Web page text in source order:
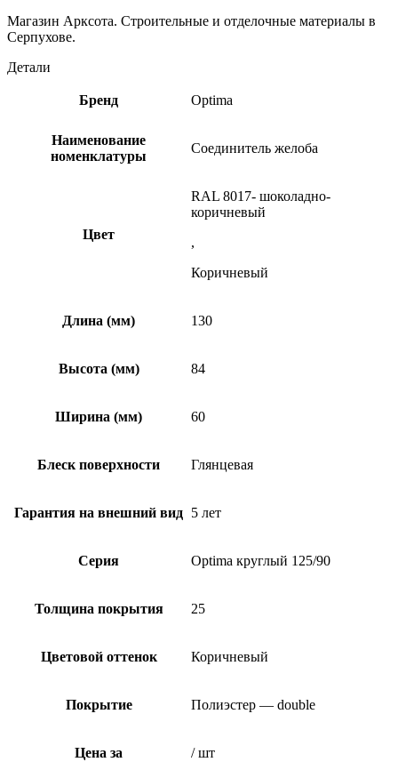
Магазин Арксота. Строительные и отделочные материалы в
Серпухове.
Детали
Бренд Optima
Наименование
номенклатуры
Соединитель желоба
Цвет
RAL 8017- шоколадно-
коричневый
,
Коричневый
Длина (мм) 130
Высота (мм) 84
Ширина (мм) 60
Блеск поверхности Глянцевая
Гарантия на внешний вид 5 лет
Серия Optima круглый 125/90
Толщина покрытия 25
Цветовой оттенок Коричневый
Покрытие Полиэстер — double
Цена за / шт